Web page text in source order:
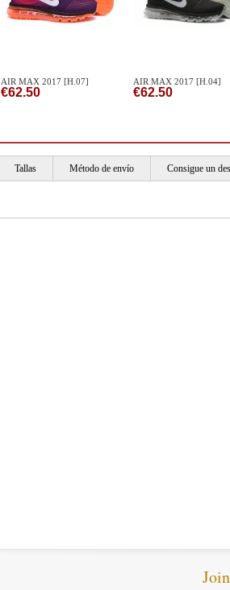
AIR MAX 2017 [H.07]
€62.50
AIR MAX 2017 [H.04]
€62.50
Tallas Método de envío Consigue un